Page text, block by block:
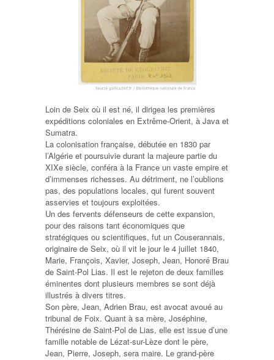
Loin de Seix où il est né, il dirigea les premières
expéditions coloniales en Extrême-Orient, à Java et
Sumatra.
La colonisation française, débutée en 1830 par
l’Algérie et poursuivie durant la majeure partie du
XIXe siècle, conféra à la France un vaste empire et
d’immenses richesses. Au détriment, ne l’oublions
pas, des populations locales, qui furent souvent
asservies et toujours exploitées.
Un des fervents défenseurs de cette expansion,
pour des raisons tant économiques que
stratégiques ou scientifiques, fut un Couserannais,
originaire de Seix, où il vit le jour le 4 juillet 1840,
Marie, François, Xavier, Joseph, Jean, Honoré Brau
de Saint-Pol Lias. Il est le rejeton de deux familles
éminentes dont plusieurs membres se sont déjà
illustrés à divers titres.
Son père, Jean, Adrien Brau, est avocat avoué au
tribunal de Foix. Quant à sa mère, Joséphine,
Thérésine de Saint-Pol de Lias, elle est issue d’une
famille notable de Lézat-sur-Lèze dont le père,
Jean, Pierre, Joseph, sera maire. Le grand-père